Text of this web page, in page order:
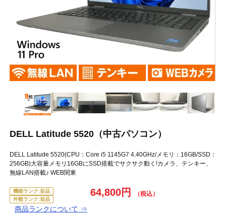
DELL Latitude 5520（中古パソコン）
DELL Latitude 5520(CPU：Core i5 1145G7 4.40GHz/メモリ：16GB/SSD：
256GB)大容量メモリ16GBにSSD搭載でサクサク動く!カメラ、テンキー、
無線LAN搭載♪ WEB関東
機能ランク:並品
外観ランク:並品
商品ランクについて ⇒
64,800円